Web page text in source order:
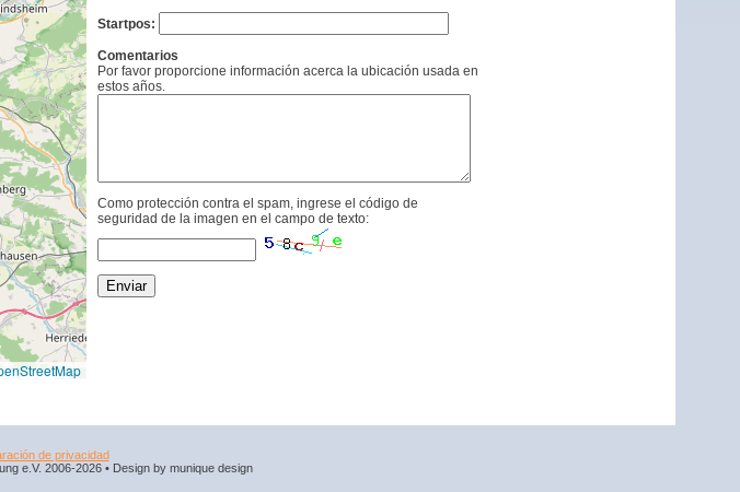
Startpos:
Comentarios
Por favor proporcione información acerca la ubicación usada en
estos años.
Como protección contra el spam, ingrese el código de
seguridad de la imagen en el campo de texto:
de privacidad
e.V. 2006-2026 • Design by munique design